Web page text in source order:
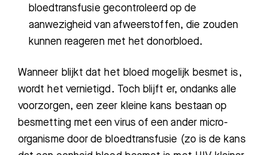
bloedtransfusie gecontroleerd op de
aanwezigheid van afweerstoffen, die zouden
kunnen reageren met het donorbloed.
Wanneer blijkt dat het bloed mogelijk besmet is,
wordt het vernietigd. Toch blijft er, ondanks alle
voorzorgen, een zeer kleine kans bestaan op
besmetting met een virus of een ander micro-
organisme door de bloedtransfusie (zo is de kans